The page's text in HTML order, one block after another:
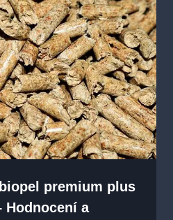
premium plus
Hodnocení a